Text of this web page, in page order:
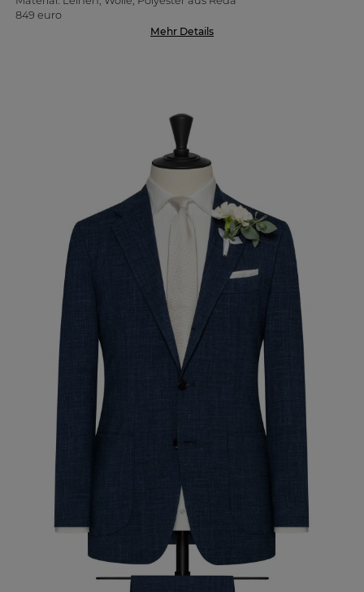
849 euro
Mehr Details